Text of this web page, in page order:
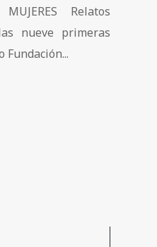
Relatos
nueve primeras
Fundación...